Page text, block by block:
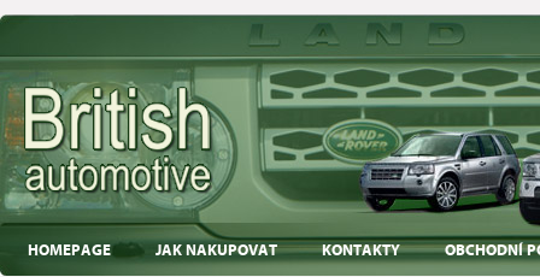
HOMEPAGE JAK NAKUPOVAT KONTAKTY OBCHODNÍ